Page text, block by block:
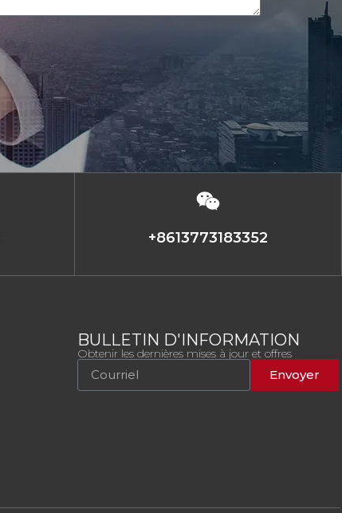
+8613773183352
BULLETIN D'INFORMATION
Obtenir les dernières mises à jour et offres
Envoyer